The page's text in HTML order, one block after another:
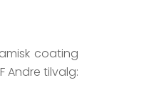
coating
Andre tilvalg: